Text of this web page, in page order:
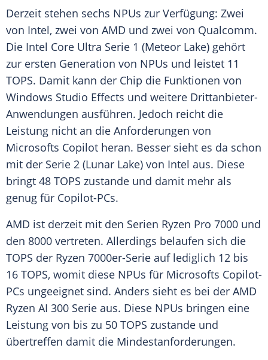
Derzeit stehen sechs NPUs zur Verfügung: Zwei
von Intel, zwei von AMD und zwei von Qualcomm.
Die Intel Core Ultra Serie 1 (Meteor Lake) gehört
zur ersten Generation von NPUs und leistet 11
TOPS. Damit kann der Chip die Funktionen von
Windows Studio Effects und weitere Drittanbieter-
Anwendungen ausführen. Jedoch reicht die
Leistung nicht an die Anforderungen von
Microsofts Copilot heran. Besser sieht es da schon
mit der Serie 2 (Lunar Lake) von Intel aus. Diese
bringt 48 TOPS zustande und damit mehr als
genug für Copilot-PCs.
AMD ist derzeit mit den Serien Ryzen Pro 7000 und
den 8000 vertreten. Allerdings belaufen sich die
TOPS der Ryzen 7000er-Serie auf lediglich 12 bis
16 TOPS, womit diese NPUs für Microsofts Copilot-
PCs ungeeignet sind. Anders sieht es bei der AMD
Ryzen AI 300 Serie aus. Diese NPUs bringen eine
Leistung von bis zu 50 TOPS zustande und
übertreffen damit die Mindestanforderungen.